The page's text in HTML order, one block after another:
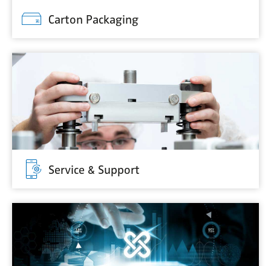
Carton Packaging
Service & Support